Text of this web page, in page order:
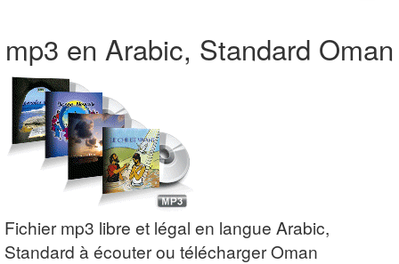
mp3 en Arabic, Standard Oman
Fichier mp3 libre et légal en langue Arabic,
Standard à écouter ou télécharger Oman